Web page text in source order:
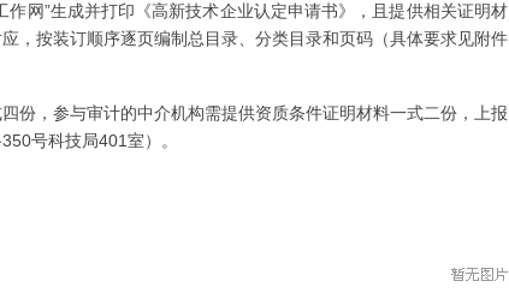
作网”生成并打印《高新技术企业认定申请书》，且提供相关证明材
，按装订顺序逐页编制总目录、分类目录和页码（具体要求见附件
份，参与审计的中介机构需提供资质条件证明材料一式二份，上报
号科技局401室）。